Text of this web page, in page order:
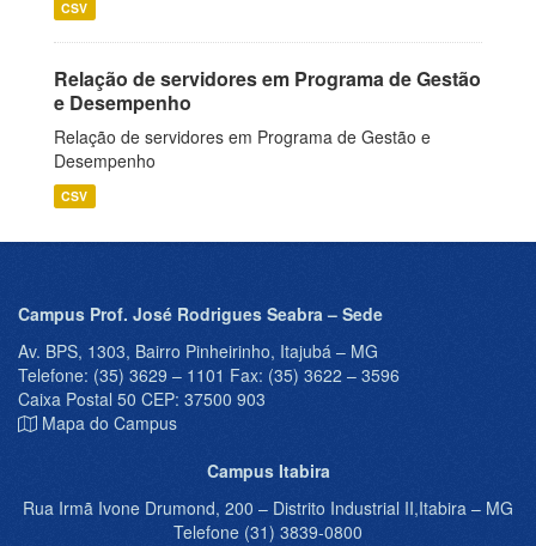
CSV
Relação de servidores em Programa de Gestão
e Desempenho
Relação de servidores em Programa de Gestão e
Desempenho
CSV
Campus Prof. José Rodrigues Seabra – Sede
Av. BPS, 1303, Bairro Pinheirinho, Itajubá – MG
Telefone: (35) 3629 – 1101 Fax: (35) 3622 – 3596
Caixa Postal 50 CEP: 37500 903
Mapa do Campus
Campus Itabira
Rua Irmã Ivone Drumond, 200 – Distrito Industrial II,Itabira – MG
Telefone (31) 3839-0800